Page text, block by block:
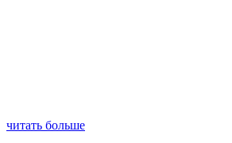
читать больше